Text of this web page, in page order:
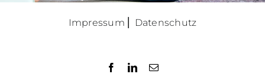
Impressum Datenschutz